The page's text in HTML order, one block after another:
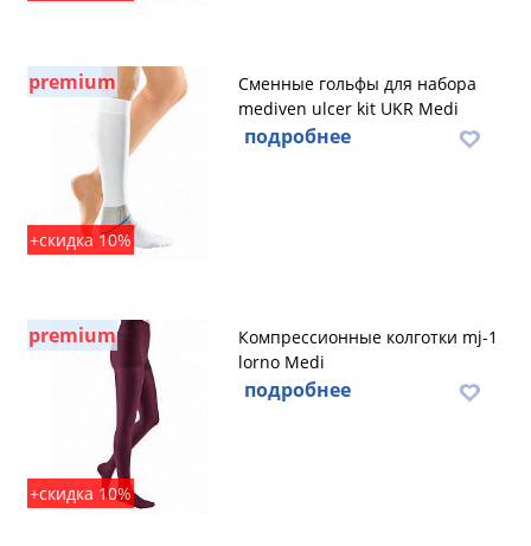
premium
+скидка 10%
Сменные гольфы для набора
mediven ulcer kit UKR Medi
подробнее
premium
+скидка 10%
Компрессионные колготки mj-1
lorno Medi
подробнее